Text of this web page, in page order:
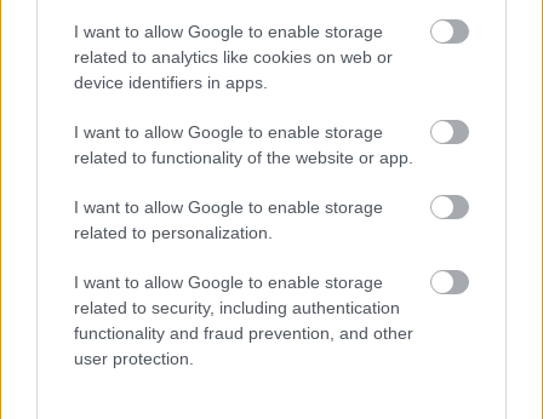
I want to allow Google to enable storage
related to analytics like cookies on web or
device identifiers in apps.
I want to allow Google to enable storage
related to functionality of the website or app.
I want to allow Google to enable storage
related to personalization.
I want to allow Google to enable storage
related to security, including authentication
functionality and fraud prevention, and other
user protection.
Holtan találtak tavaly egy 2 éves kisfiút: most a